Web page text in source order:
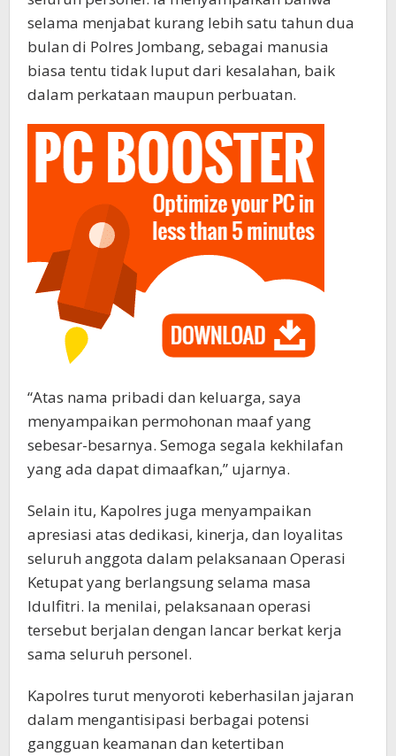
selama menjabat kurang lebih satu tahun dua
bulan di Polres Jombang, sebagai manusia
biasa tentu tidak luput dari kesalahan, baik
dalam perkataan maupun perbuatan.
“Atas nama pribadi dan keluarga, saya
menyampaikan permohonan maaf yang
sebesar-besarnya. Semoga segala kekhilafan
yang ada dapat dimaafkan,” ujarnya.
Selain itu, Kapolres juga menyampaikan
apresiasi atas dedikasi, kinerja, dan loyalitas
seluruh anggota dalam pelaksanaan Operasi
Ketupat yang berlangsung selama masa
Idulfitri. Ia menilai, pelaksanaan operasi
tersebut berjalan dengan lancar berkat kerja
sama seluruh personel.
Kapolres turut menyoroti keberhasilan jajaran
dalam mengantisipasi berbagai potensi
gangguan keamanan dan ketertiban